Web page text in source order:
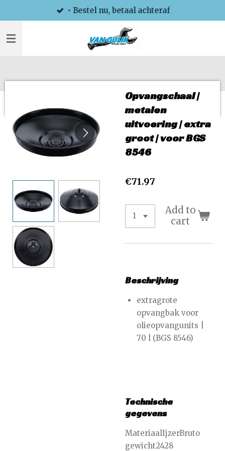
to
main
• Bestel nu, betaal achteraf
Opvangschaal |
metalen
uitvoering | extra
groot | voor BGS
8546
€71.97
Add to
cart
Beschrijving
extragrote
opvangbak voor
olieopvangunits |
70 l (BGS 8546)
Technische
gegevens
MateriaalIjzerBruto
gewicht2428